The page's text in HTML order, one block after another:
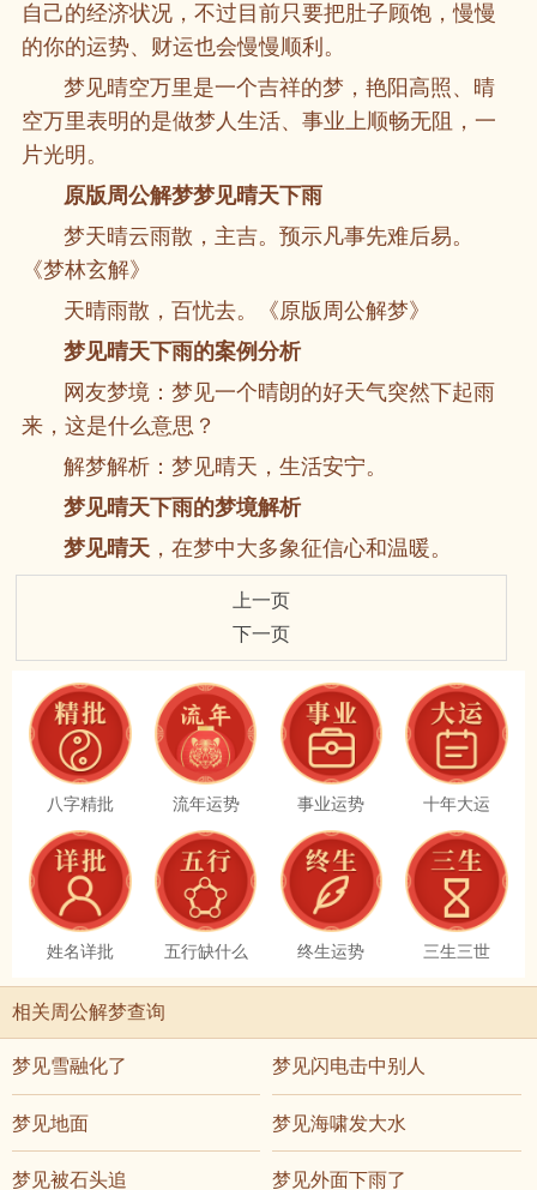
自己的经济状况，不过目前只要把肚子顾饱，慢慢
的你的运势、财运也会慢慢顺利。
梦见晴空万里是一个吉祥的梦，艳阳高照、晴
空万里表明的是做梦人生活、事业上顺畅无阻，一
片光明。
原版周公解梦梦见晴天下雨
梦天晴云雨散，主吉。预示凡事先难后易。
《梦林玄解》
天晴雨散，百忧去。《原版周公解梦》
梦见晴天下雨的案例分析
网友梦境：梦见一个晴朗的好天气突然下起雨
来，这是什么意思？
解梦解析：梦见晴天，生活安宁。
梦见晴天下雨的梦境解析
梦见晴天 ，在梦中大多象征信心和温暖。
上一页
下一页
八字精批 流年运势 事业运势 十年大运
姓名详批 五行缺什么 终生运势 三生三世
相关周公解梦查询
梦见雪融化了 梦见闪电击中别人
梦见地面 梦见海啸发大水
梦见被石头追 梦见外面下雨了